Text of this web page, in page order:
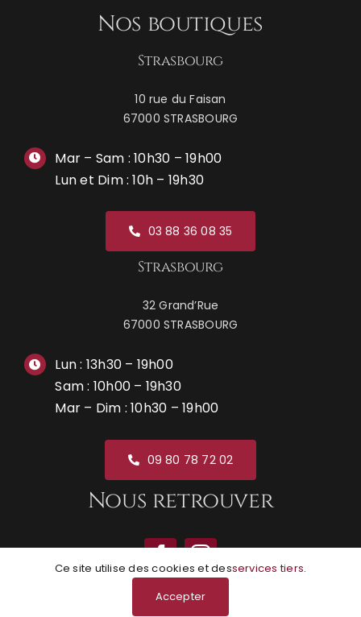
Nos boutiques
Strasbourg
10 rue du Faisan
67000 STRASBOURG
Mar – Sam : 10h30 – 19h00
Lun et Dim : 10h – 19h30
03 88 36 08 35
Strasbourg
32 Grand’Rue
67000 STRASBOURG
Lun : 13h30 – 19h00
Sam : 10h00 – 19h30
Mar – Dim : 10h30 – 19h00
09 80 78 72 02
Nous retrouver
Ce site utilise des cookies et desservices tiers.
Accepter